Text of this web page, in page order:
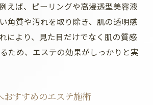
えば、ピーリングや高浸透型美容液
角質や汚れを取り除き、肌の透明感
により、見た目だけでなく肌の質感
ため、エステの効果がしっかりと実
おすすめのエステ施術